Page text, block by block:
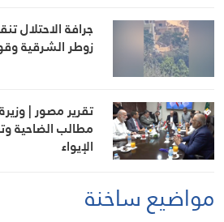
جرافة الاحتلال
زوطر الشرقية
تقرير مصور |
مطالب الضاحية
الإيواء
مواضيع ساخنة